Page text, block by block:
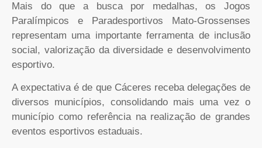
Mais do que a busca por medalhas, os Jogos
Paralímpicos e Paradesportivos Mato-Grossenses
representam uma importante ferramenta de inclusão
social, valorização da diversidade e desenvolvimento
esportivo.
A expectativa é de que Cáceres receba delegações de
diversos municípios, consolidando mais uma vez o
município como referência na realização de grandes
eventos esportivos estaduais.